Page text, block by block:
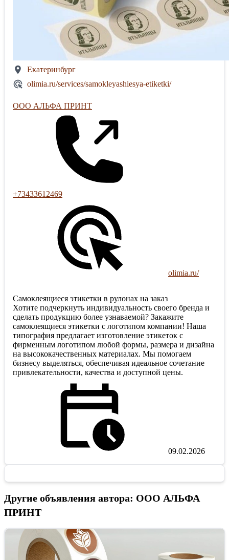
Екатеринбург
olimia.ru/services/samokleyashiesya-etiketki/
ООО АЛЬФА ПРИНТ
+73433612469
olimia.ru/
Самоклеящиеся этикетки в рулонах на заказ
Хотите подчеркнуть индивидуальность своего бренда и
сделать продукцию более узнаваемой? Закажите
самоклеящиеся этикетки с логотипом компании! Наша
типография предлагает изготовление этикеток с
фирменным логотипом любой формы, размера и дизайна
на высококачественных материалах. Мы помогаем
бизнесу выделяться, обеспечивая идеальное сочетание
привлекательности, качества и доступной цены.
09.02.2026
Другие объявления автора: ООО АЛЬФА
ПРИНТ